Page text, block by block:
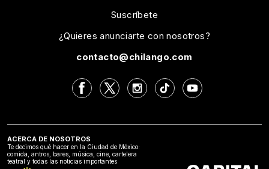
Suscríbete
¿Quieres anunciarte con nosotros?
contacto@chilango.com
ACERCA DE NOSOTROS
Te decimos qué hacer en la Ciudad de México:
comida, antros, bares, música, cine, cartelera
teatral y todas las noticias importantes